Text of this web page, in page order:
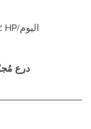
– الضرر −8 HP؛ +20 HP/اليوم
درع